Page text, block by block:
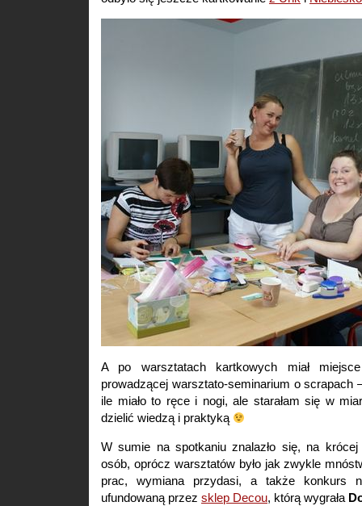
A po warsztatach kartkowych miał
prowadzącej warsztato-seminarium o scrapach
ile miało to ręce i nogi, ale starałam się w
dzielić wiedzą i praktyką
W sumie na spotkaniu znalazło się, na krócej
osób, oprócz warsztatów było jak zwykle
prac, wymiana przydasi, a także konkurs
ufundowaną przez sklep Decou, którą wygrała